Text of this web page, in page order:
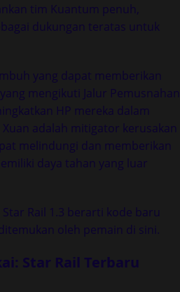
tim Kuantum penuh,
dukungan teratas untuk
yang dapat memberikan
mengikuti Jalur Pemusnahan
HP mereka dalam
adalah mitigator kerusakan
melindungi dan memberikan
daya tahan yang luar
Rail 1.3 berarti kode baru
oleh pemain di sini.
Star Rail Terbaru